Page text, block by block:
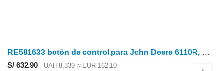
RE581633 botón de control para John Deere 6110R, 6120R, 6130R, 6135R, 6145R, 6155R tractor
S/ 632.90 UAH 8,339 ≈ EUR 162.10